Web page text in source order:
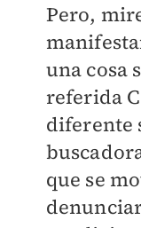
Pero,
una cosa
referida
diferente
que se